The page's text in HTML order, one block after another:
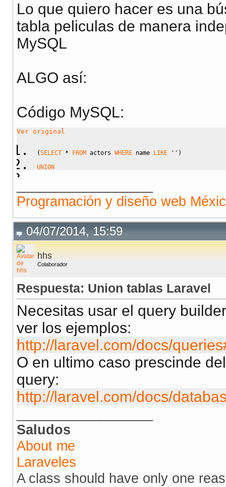
Lo que quiero hacer es una
tabla peliculas de manera
MySQL
ALGO así:
Código MySQL:
Ver original
(SELECT * FROM actors WHERE name LIKE '' )
UNION
Programación y diseño web
04/07/2014, 15:59
hhs
Colaborador
Respuesta: Union tablas Laravel
Necesitas usar el query
ver los ejemplos:
http://laravel.com/docs/
O en ultimo caso prescinde
query:
http://laravel.com/docs/
Saludos
About me
Laraveles
A class should have only one